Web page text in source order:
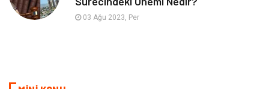
İnternet Ambalaj
03 Ağu 2023, Per